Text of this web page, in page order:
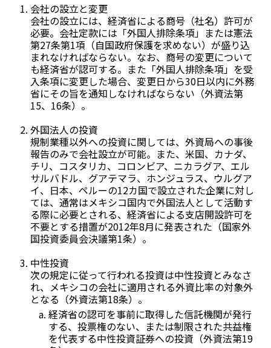
会社の設立と変更
会社の設立には、経済省による商号（社名）許可が
必要。会社定款には「外国人排除条項」または憲法
第27条第1項（自国政府保護を求めない）が盛り込
まれなければならない。なお、商号の変更について
も経済省が認可する。また「外国人排除条項」を受
入条項に変更した場合、変更日から30日以内に外務
省にその旨を通知しなければならない（外資法第
15、16条）。
外国法人の投資
規制業種以外への投資に関しては、外資局への事後
報告のみで会社設立が可能。また、米国、カナダ、
チリ、コスタリカ、コロンビア、ニカラグア、エル
サルバドル、グアテマラ、ホンジュラス、ウルグア
イ、日本、ペルーの12カ国で設立された企業に対し
ては、通常はメキシコ国内で外国法人として活動す
る際に必要とされる、経済省による支店開設許可を
不要とする措置が2012年8月に発表された（国家外
国投資委員会決議第1条）。
中性投資
次の規定に従って行われる投資は中性投資とみなさ
れ、メキシコの会社に適用される外資比率の対象外
となる（外資法第18条）。
経済省の認可を事前に取得した信託機関が発行
する、投票権のない、または制限された共益権
を代表する中性投資証券への投資（外資法第19